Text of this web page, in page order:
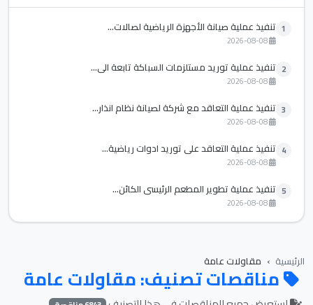
1 تنفيذ عملية صيانة الأجهزة الرياضية لصالات...
2 تنفيذ عملية توريد مستلزمات السباكة تابعة الي...
3 تنفيذ عملية التعاقد مع شركة لصيانة نظام انذار...
4 تنفيذ عملية التعاقد علي توريد ادوات رياضية...
5 تنفيذ عملية تطوير المطعم الرئيسي الكائن...
الرئيسية مقاولات عامة
مناقصات تصنيف: مقاولات عامة